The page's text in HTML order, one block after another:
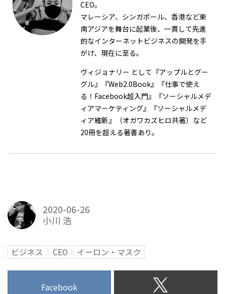
CEO。
マレーシア、シンガポール、香港など東
南アジアを舞台に起業後、一貫して先進
的なインターネットビジネスの開発を手
がけ、現在に至る。
ヴィジョナリー として『アップルとグー
グル』『Web2.0Book』『仕事で使え
る！Facebook超入門』『ソーシャルメデ
ィアマーケティング』『ソーシャルメデ
ィア維新』（オガワカズヒロ共著）など
20冊を超える著書あり。
2020-06-26
小川 浩
ビジネス CEO イーロン・マスク
Facebook